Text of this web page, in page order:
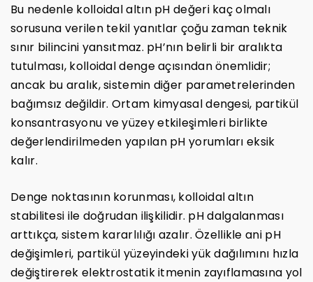
Bu nedenle kolloidal altın pH değeri kaç olmalı
sorusuna verilen tekil yanıtlar çoğu zaman teknik
sınır bilincini yansıtmaz. pH’nın belirli bir aralıkta
tutulması, kolloidal denge açısından önemlidir;
ancak bu aralık, sistemin diğer parametrelerinden
bağımsız değildir. Ortam kimyasal dengesi, partikül
konsantrasyonu ve yüzey etkileşimleri birlikte
değerlendirilmeden yapılan pH yorumları eksik
kalır.
Denge noktasının korunması, kolloidal altın
stabilitesi ile doğrudan ilişkilidir. pH dalgalanması
arttıkça, sistem kararlılığı azalır. Özellikle ani pH
değişimleri, partikül yüzeyindeki yük dağılımını hızla
değiştirerek elektrostatik itmenin zayıflamasına yol